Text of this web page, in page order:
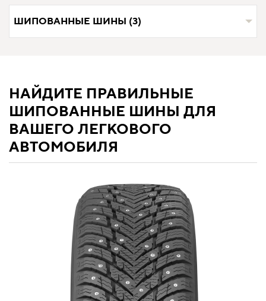
ШИПОВАННЫЕ ШИНЫ (3)
НАЙДИТЕ ПРАВИЛЬНЫЕ
ШИПОВАННЫЕ ШИНЫ ДЛЯ
ВАШЕГО ЛЕГКОВОГО
АВТОМОБИЛЯ